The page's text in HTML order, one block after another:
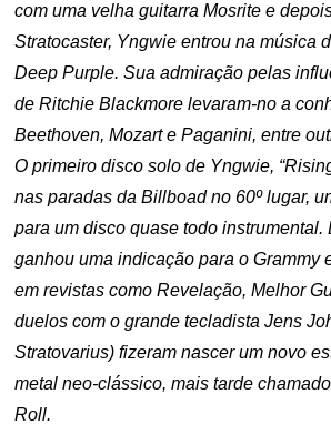
com uma velha guitarra Mosrite e
Stratocaster, Yngwie entrou na música
Deep Purple. Sua admiração pelas
de Ritchie Blackmore levaram-no a
Beethoven, Mozart e Paganini, entre
O primeiro disco solo de Yngwie,
nas paradas da Billboad no 60º lugar,
para um disco quase todo instrumental.
ganhou uma indicação para o Grammy
em revistas como Revelação, Melhor
duelos com o grande tecladista Jens
Stratovarius) fizeram nascer um novo
metal neo-clássico, mais tarde
Roll.